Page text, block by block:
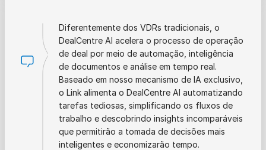
Diferentemente dos VDRs tradicionais, o
DealCentre AI acelera o processo de operação
de deal por meio de automação, inteligência
de documentos e análise em tempo real.
Baseado em nosso mecanismo de IA exclusivo,
o Link alimenta o DealCentre AI automatizando
tarefas tediosas, simplificando os fluxos de
trabalho e descobrindo insights incomparáveis
que permitirão a tomada de decisões mais
inteligentes e economizarão tempo.